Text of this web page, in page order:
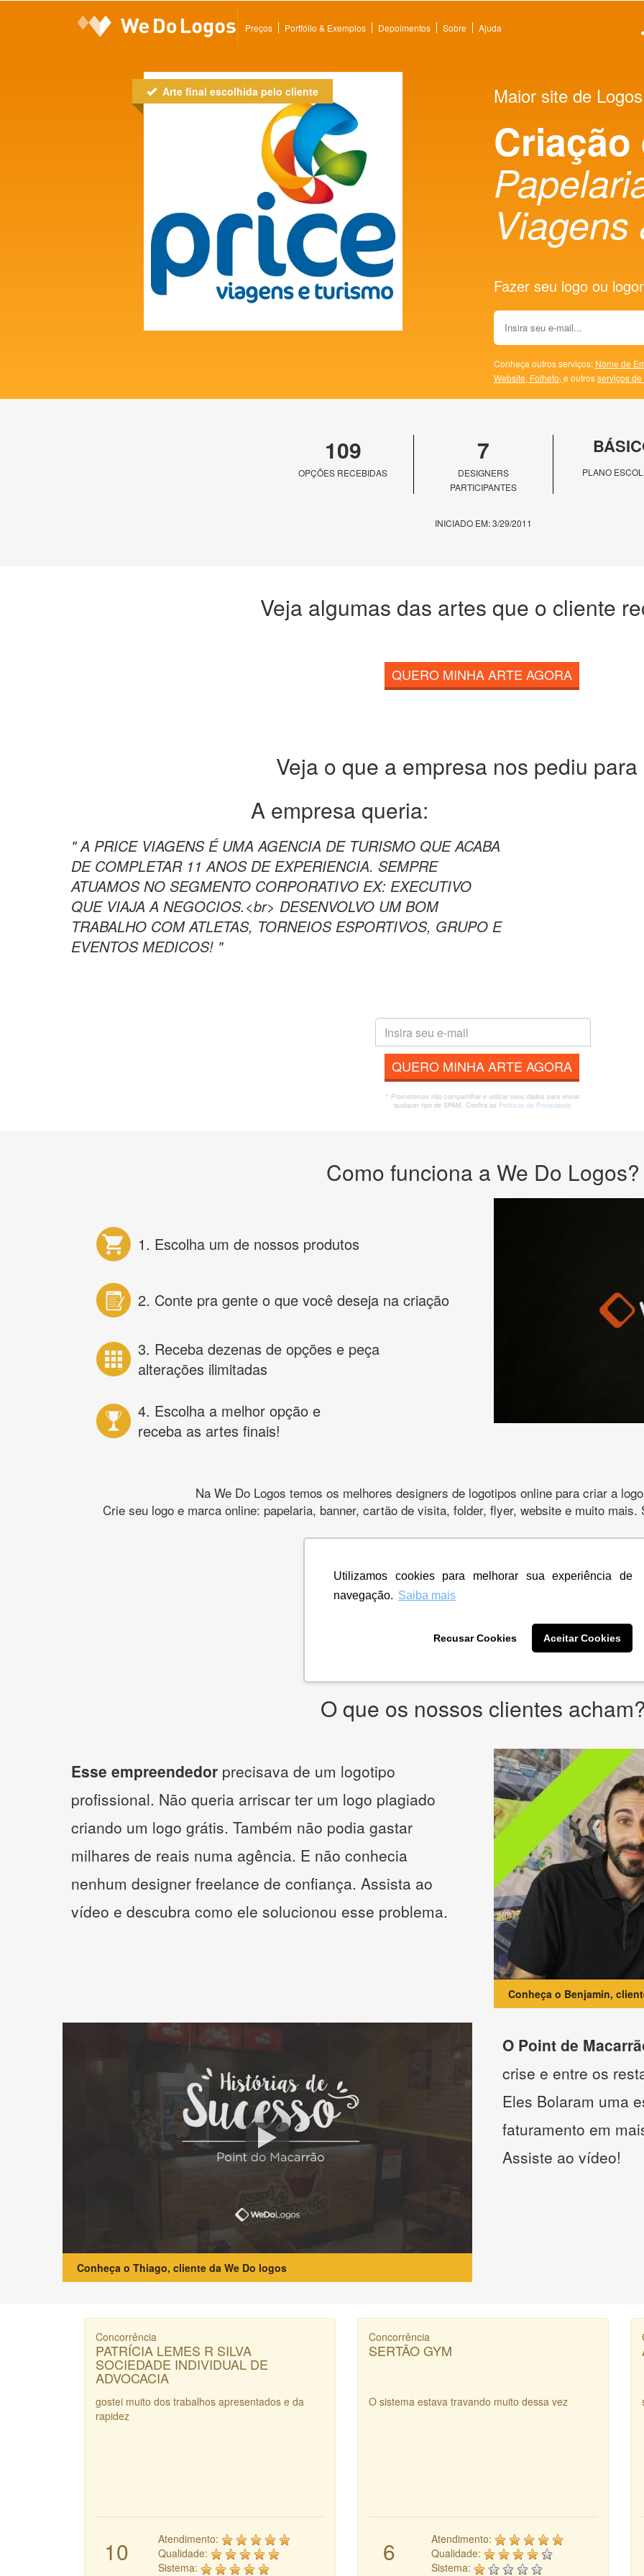
Utilizamos cookies para melhorar sua experiência de
navegação. Saiba mais
Recusar Cookies Aceitar Cookies
Preços Portfólio & Exemplos Depoimentos Sobre Ajuda
Arte final escolhida pelo cliente Maior site de
Criação
Fazer seu logo ou
Conheça outros serviços: Nome de
Website, Folheto, e outrosserviços
109
OPÇÕES RECEBIDAS
7
DESIGNERS
PARTICIPANTES
PLANO
INICIADO EM: 3/29/2011
Veja algumas das artes que o cliente
QUERO MINHA ARTE AGORA
Veja o que a empresa nos pediu para
A empresa queria:
" A PRICE VIAGENS É UMA AGENCIA DE TURISMO QUE ACABA
DE COMPLETAR 11 ANOS DE EXPERIENCIA. SEMPRE
ATUAMOS NO SEGMENTO CORPORATIVO EX: EXECUTIVO
QUE VIAJA A NEGOCIOS.<br> DESENVOLVO UM BOM
TRABALHO COM ATLETAS, TORNEIOS ESPORTIVOS, GRUPO E
EVENTOS MEDICOS! "
QUERO MINHA ARTE AGORA
* Prometemos não compartilhar e utilizar seus dados para enviar
qualquer tipo de SPAM. Confira as Políticas de Privacidade.
Como funciona a We Do Logos?
1. Escolha um de nossos produtos
2. Conte pra gente o que você deseja na criação
3. Receba dezenas de opções e peça
alterações ilimitadas
4. Escolha a melhor opção e
receba as artes finais!
Na We Do Logos temos os melhores designers de logotipos online para criar a
Crie seu logo e marca online: papelaria, banner, cartão de visita, folder, flyer, website e muito
CRIE SUA MARCA
* Prometemos não compartilhar e utilizar seus dados para enviar
qualquer tipo de SPAM. Confira asPolíticas de Privacidade.
O que os nossos clientes
Esse empreendedor precisava de um logotipo
profissional. Não queria arriscar ter um logo plagiado
criando um logo grátis. Também não podia gastar
milhares de reais numa agência. E não conhecia
nenhum designer freelance de confiança. Assista ao
vídeo e descubra como ele solucionou esse problema.
Conheça o Benjamin,
Conheça o Thiago, cliente da We Do logos
O Point de
crise e entre os
Eles Bolaram uma
faturamento em
Assiste ao vídeo!
Concorrência
PATRÍCIA LEMES R SILVA
SOCIEDADE INDIVIDUAL DE
ADVOCACIA
gostei muito dos trabalhos apresentados e da
rapidez
10
Atendimento:
Qualidade:
Sistema:
Concorrência
SERTÃO GYM
O sistema estava travando muito dessa vez
6
Atendimento:
Qualidade:
Sistema: